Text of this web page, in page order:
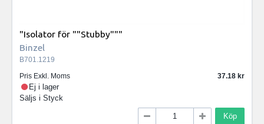
"Isolator för ""Stubby"""
Binzel
B701.1219
Pris Exkl. Moms
37.18
Ej i lager
Säljs i Styck
Köp